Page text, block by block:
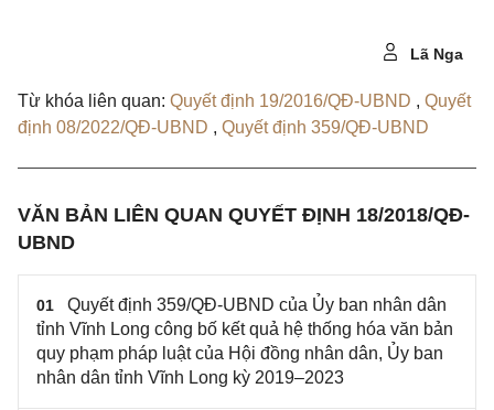
Lã Nga
Từ khóa liên quan: Quyết định 19/2016/QĐ-UBND , Quyết
định 08/2022/QĐ-UBND , Quyết định 359/QĐ-UBND
VĂN BẢN LIÊN QUAN QUYẾT ĐỊNH 18/2018/QĐ-
UBND
01
Quyết định 359/QĐ-UBND của Ủy ban nhân dân
tỉnh Vĩnh Long công bố kết quả hệ thống hóa văn bản
quy phạm pháp luật của Hội đồng nhân dân, Ủy ban
nhân dân tỉnh Vĩnh Long kỳ 2019–2023